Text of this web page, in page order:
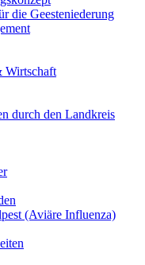
die Geesteniederung
Wirtschaft
durch den Landkreis
(Aviäre Influenza)